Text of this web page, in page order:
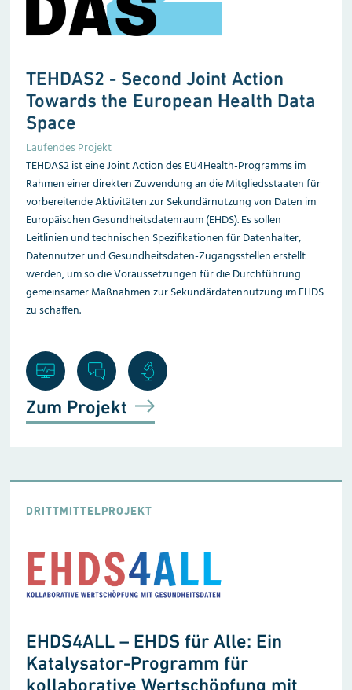
TEHDAS2 - Second Joint Action
Towards the European Health Data
Space
Laufendes Projekt
TEHDAS2 ist eine Joint Action des EU4Health-Programms im
Rahmen einer direkten Zuwendung an die Mitgliedsstaaten für
vorbereitende Aktivitäten zur Sekundärnutzung von Daten im
Europäischen Gesundheitsdatenraum (EHDS). Es sollen
Leitlinien und technischen Spezifikationen für Datenhalter,
Datennutzer und Gesundheitsdaten-Zugangsstellen erstellt
werden, um so die Voraussetzungen für die Durchführung
gemeinsamer Maßnahmen zur Sekundär­datennutzung im EHDS
zu schaffen.
Zum Projekt
DRITTMITTELPROJEKT
EHDS4ALL – EHDS für Alle: Ein
Katalysator-Programm für
kollaborative Wertschöpfung mit